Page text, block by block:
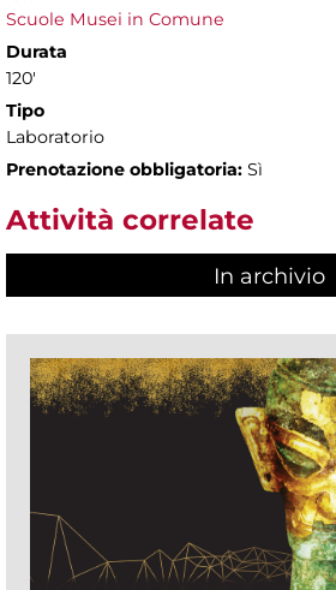
Scuole Musei in Comune
Durata
120'
Tipo
Laboratorio
Prenotazione obbligatoria: Sì
Attività correlate
In archivio